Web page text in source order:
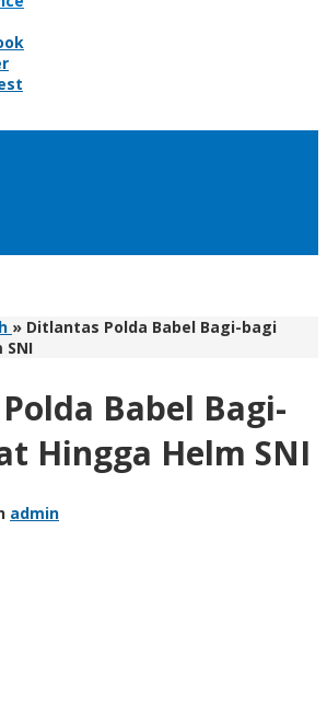
» Ditlantas Polda Babel Bagi-bagi
SNI
Babel Bagi-
Hingga Helm SNI
admin